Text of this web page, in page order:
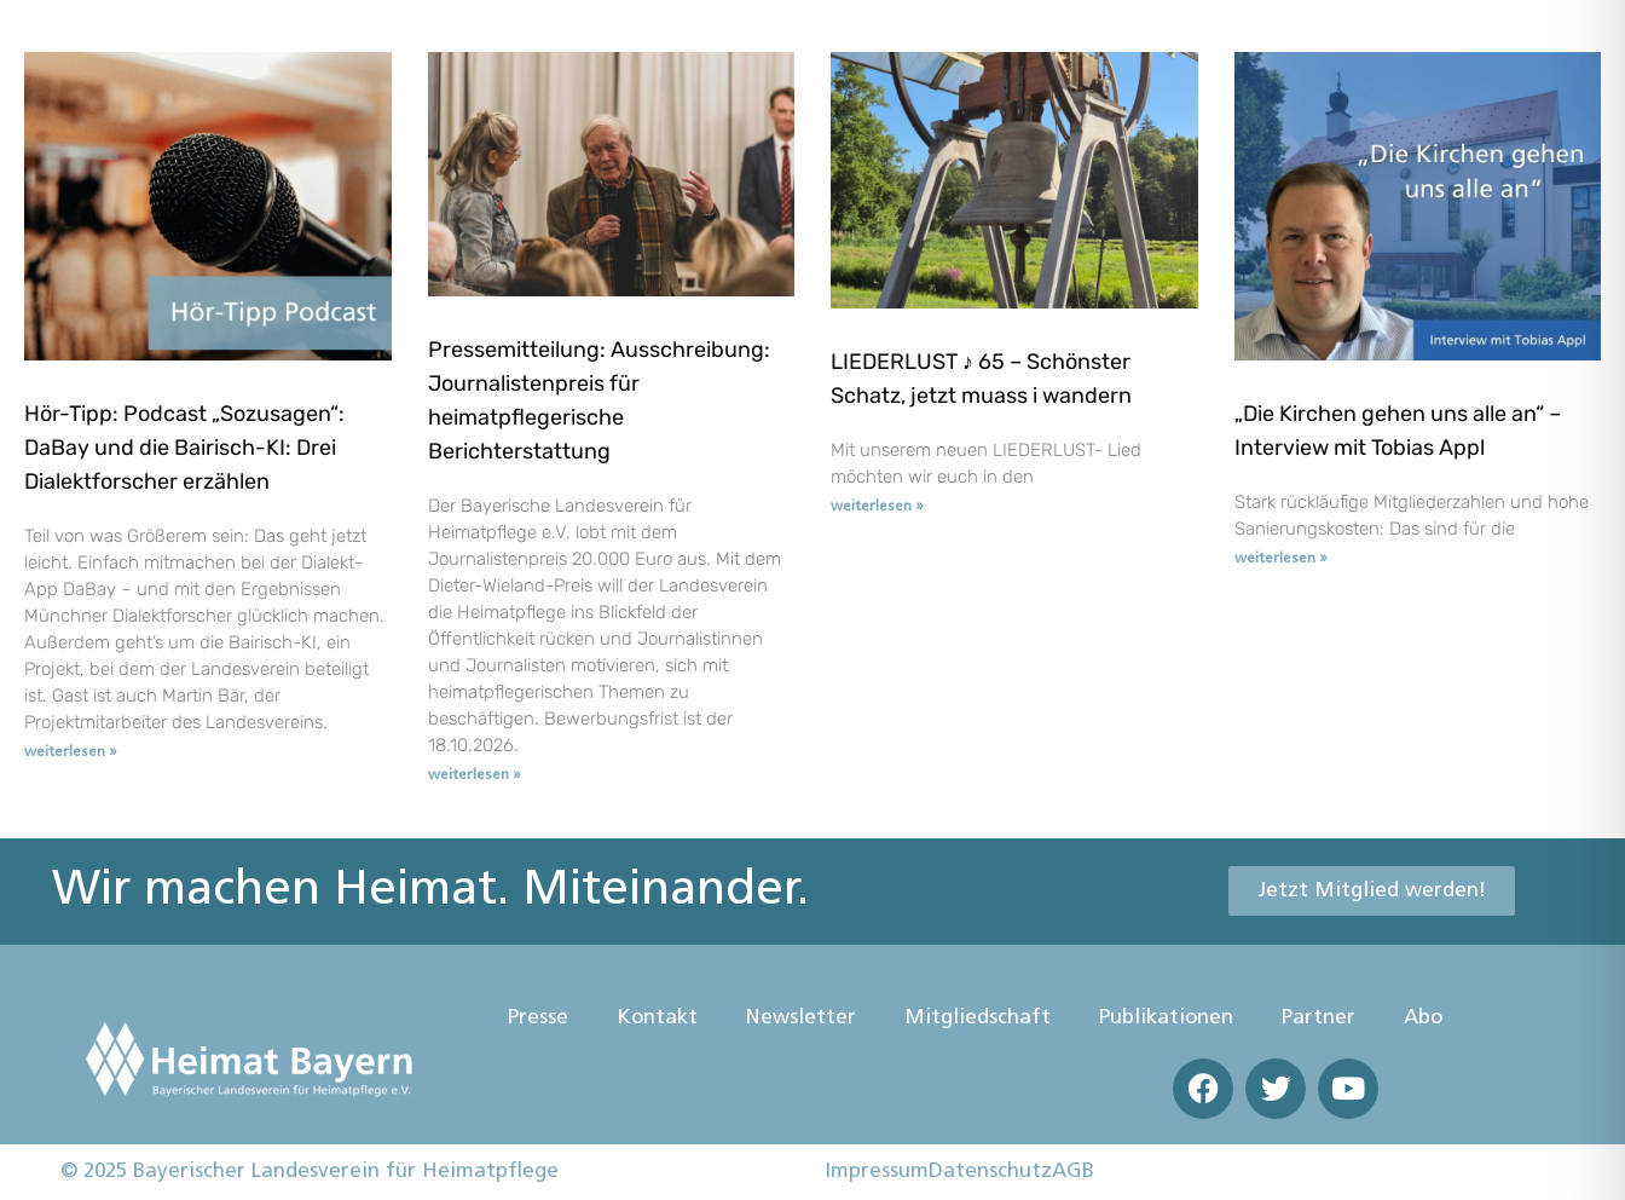
Hör-Tipp: Podcast „Sozusagen“:
DaBay und die Bairisch-KI: Drei
Dialektforscher erzählen
Teil von was Größerem sein: Das geht jetzt
leicht. Einfach mitmachen bei der Dialekt-
App DaBay – und mit den Ergebnissen
Münchner Dialektforscher glücklich machen.
Außerdem geht’s um die Bairisch-KI, ein
Projekt, bei dem der Landesverein beteiligt
ist. Gast ist auch Martin Bär, der
Projektmitarbeiter des Landesvereins.
weiterlesen »
Pressemitteilung: Ausschreibung:
Journalistenpreis für
heimatpflegerische
Berichterstattung
Der Bayerische Landesverein für
Heimatpflege e.V. lobt mit dem
Journalistenpreis 20.000 Euro aus. Mit dem
Dieter-Wieland-Preis will der Landesverein
die Heimatpflege ins Blickfeld der
Öffentlichkeit rücken und Journalistinnen
und Journalisten motivieren, sich mit
heimatpflegerischen Themen zu
beschäftigen. Bewerbungsfrist ist der
18.10.2026.
weiterlesen »
LIEDERLUST ♪ 65 – Schönster
Schatz, jetzt muass i wandern
Mit unserem neuen LIEDERLUST- Lied
möchten wir euch in den
weiterlesen »
„Die Kirchen gehen uns alle an“ –
Interview mit Tobias Appl
Stark rückläufige Mitgliederzahlen und hohe
Sanierungskosten: Das sind für die
weiterlesen »
Wir machen Heimat. Miteinander. Jetzt Mitglied werden!
Presse Kontakt Newsletter Mitgliedschaft Publikationen Partner Abo
© 2025 Bayerischer Landesverein für Heimatpflege ImpressumDatenschutzAGB